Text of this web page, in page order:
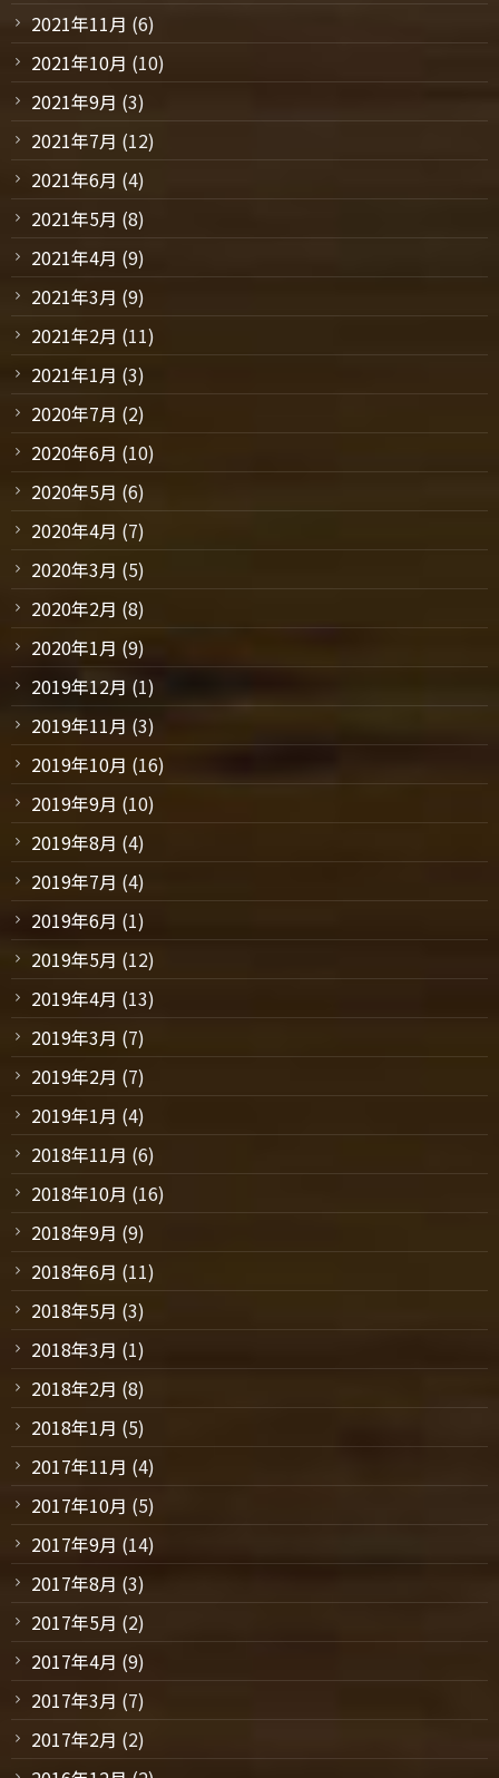
2021年11月 (6)
2021年10月 (10)
2021年9月 (3)
2021年7月 (12)
2021年6月 (4)
2021年5月 (8)
2021年4月 (9)
2021年3月 (9)
2021年2月 (11)
2021年1月 (3)
2020年7月 (2)
2020年6月 (10)
2020年5月 (6)
2020年4月 (7)
2020年3月 (5)
2020年2月 (8)
2020年1月 (9)
2019年12月 (1)
2019年11月 (3)
2019年10月 (16)
2019年9月 (10)
2019年8月 (4)
2019年7月 (4)
2019年6月 (1)
2019年5月 (12)
2019年4月 (13)
2019年3月 (7)
2019年2月 (7)
2019年1月 (4)
2018年11月 (6)
2018年10月 (16)
2018年9月 (9)
2018年6月 (11)
2018年5月 (3)
2018年3月 (1)
2018年2月 (8)
2018年1月 (5)
2017年11月 (4)
2017年10月 (5)
2017年9月 (14)
2017年8月 (3)
2017年5月 (2)
2017年4月 (9)
2017年3月 (7)
2017年2月 (2)